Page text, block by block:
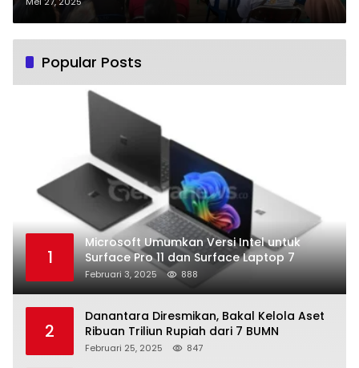
Popular Posts
1
Microsoft Umumkan Versi Intel untuk
Surface Pro 11 dan Surface Laptop 7
Februari 3, 2025 888
2
Danantara Diresmikan, Bakal Kelola Aset
Ribuan Triliun Rupiah dari 7 BUMN
Februari 25, 2025 847